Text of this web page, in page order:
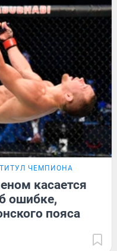
ЧЕМПИОНА
касается
ошибке,
пояса